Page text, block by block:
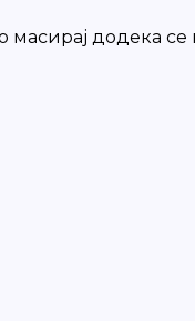
масирај додека се